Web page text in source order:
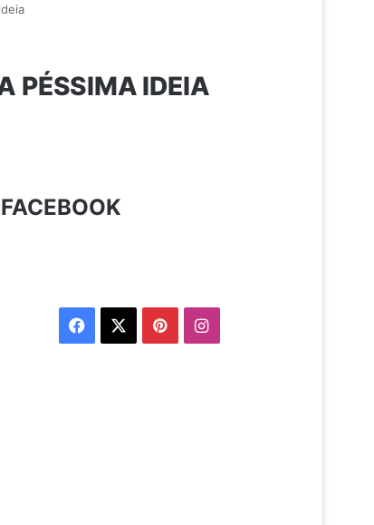
PÉSSIMA IDEIA
FACEBOOK
Facebook PinterestInstagram